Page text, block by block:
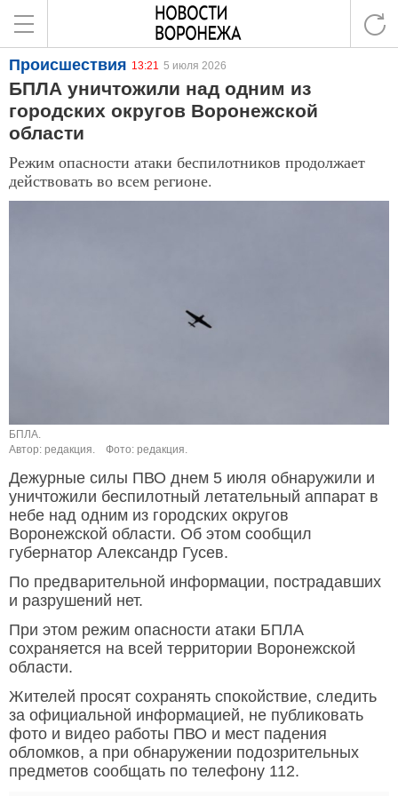
Происшествия 13:21 5 июля 2026
БПЛА уничтожили над одним из
городских округов Воронежской
области
Режим опасности атаки беспилотников продолжает
действовать во всем регионе.
БПЛА.
Автор: редакция.
Фото: редакция.
Дежурные силы ПВО днем 5 июля обнаружили и
уничтожили беспилотный летательный аппарат в
небе над одним из городских округов
Воронежской области. Об этом сообщил
губернатор Александр Гусев.
По предварительной информации, пострадавших
и разрушений нет.
При этом режим опасности атаки БПЛА
сохраняется на всей территории Воронежской
области.
Жителей просят сохранять спокойствие, следить
за официальной информацией, не публиковать
фото и видео работы ПВО и мест падения
обломков, а при обнаружении подозрительных
предметов сообщать по телефону 112.